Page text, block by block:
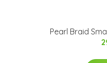
Pearl Braid